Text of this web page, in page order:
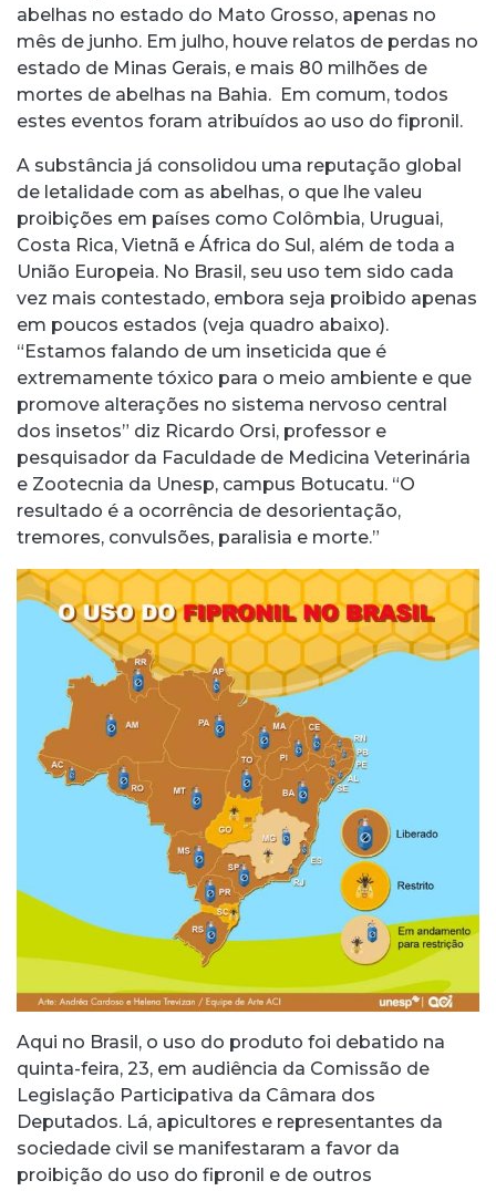
abelhas no estado do Mato Grosso, apenas no
mês de junho. Em julho, houve relatos de perdas no
estado de Minas Gerais, e mais 80 milhões de
mortes de abelhas na Bahia. Em comum, todos
estes eventos foram atribuídos ao uso do fipronil.
A substância já consolidou uma reputação global
de letalidade com as abelhas, o que lhe valeu
proibições em países como Colômbia, Uruguai,
Costa Rica, Vietnã e África do Sul, além de toda a
União Europeia. No Brasil, seu uso tem sido cada
vez mais contestado, embora seja proibido apenas
em poucos estados (veja quadro abaixo).
“Estamos falando de um inseticida que é
extremamente tóxico para o meio ambiente e que
promove alterações no sistema nervoso central
dos insetos” diz Ricardo Orsi, professor e
pesquisador da Faculdade de Medicina Veterinária
e Zootecnia da Unesp, campus Botucatu. “O
resultado é a ocorrência de desorientação,
tremores, convulsões, paralisia e morte.”
Aqui no Brasil, o uso do produto foi debatido na
quinta-feira, 23, em audiência da Comissão de
Legislação Participativa da Câmara dos
Deputados. Lá, apicultores e representantes da
sociedade civil se manifestaram a favor da
proibição do uso do fipronil e de outros